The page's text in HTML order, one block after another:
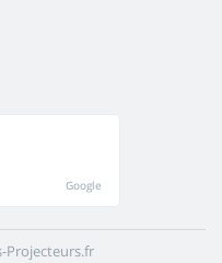
Google
Projecteurs.fr